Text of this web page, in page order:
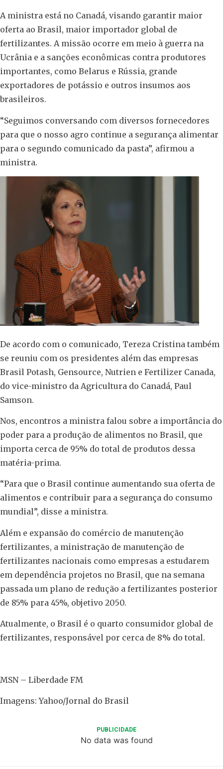
A ministra está no Canadá, visando garantir maior
oferta ao Brasil, maior importador global de
fertilizantes. A missão ocorre em meio à guerra na
Ucrânia e a sanções econômicas contra produtores
importantes, como Belarus e Rússia, grande
exportadores de potássio e outros insumos aos
brasileiros.
“Seguimos conversando com diversos fornecedores
para que o nosso agro continue a segurança alimentar
para o segundo comunicado da pasta”, afirmou a
ministra.
De acordo com o comunicado, Tereza Cristina também
se reuniu com os presidentes além das empresas
Brasil Potash, Gensource, Nutrien e Fertilizer Canada,
do vice-ministro da Agricultura do Canadá, Paul
Samson.
Nos, encontros a ministra falou sobre a importância do
poder para a produção de alimentos no Brasil, que
importa cerca de 95% do total de produtos dessa
matéria-prima.
“Para que o Brasil continue aumentando sua oferta de
alimentos e contribuir para a segurança do consumo
mundial”, disse a ministra.
Além e expansão do comércio de manutenção
fertilizantes, a ministração de manutenção de
fertilizantes nacionais como empresas a estudarem
em dependência projetos no Brasil, que na semana
passada um plano de redução a fertilizantes posterior
de 85% para 45%, objetivo 2050.
Atualmente, o Brasil é o quarto consumidor global de
fertilizantes, responsável por cerca de 8% do total.
MSN – Liberdade FM
Imagens: Yahoo/Jornal do Brasil
PUBLICIDADE
No data was found